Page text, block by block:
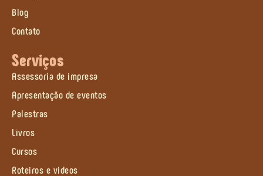
Blog
Contato
Serviços
Assessoria de impresa
Apresentação de eventos
Palestras
Livros
Cursos
Roteiros e vídeos